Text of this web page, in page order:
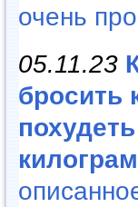
очень
05.11.23
бросить